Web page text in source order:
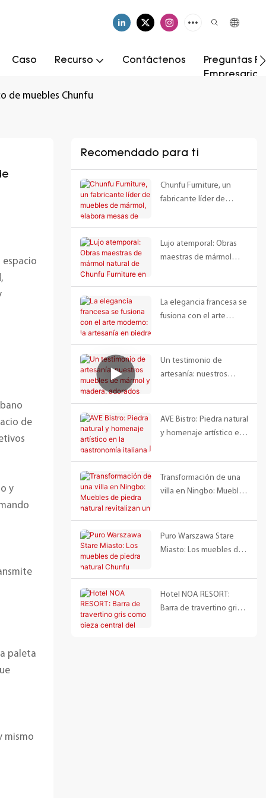
Caso Recurso Contáctenos
Preguntas
de muebles Chunfu
espacio
de
y
paleta
mismo
Recomendado para ti
Chunfu Furniture, un
fabricante líder de
elabora mesas de centro
y armarios de mármol
macizo para el proyecto
Lujo atemporal: Obras
maestras de mármol
Furniture en la galería de
ventas Longhu Bocui
La elegancia francesa se
fusiona con el arte
piedra natural de Chunfu
Furniture en Shenyang
Un testimonio de
artesanía: nuestros
madera, adorados por un
cliente griego
AVE Bistro: Piedra natural
y homenaje artístico en
Caso de diseño de DA
Bureau
Transformación de una
villa en Ningbo: Muebles
revitalizan un espacio
de tres plantas |
Colaboración entre
Puro Warszawa Stare
Miasto: Los muebles de
realzan la fusión entre la
herencia escandinava
Hotel NOA RESORT:
Barra de travertino gris